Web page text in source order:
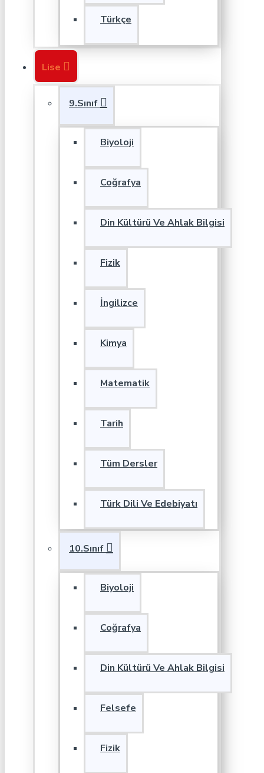
Türkçe
Lise
9.Sınıf
Biyoloji
Coğrafya
Din Kültürü Ve Ahlak Bilgisi
Fizik
İngilizce
Kimya
Matematik
Tarih
Tüm Dersler
Türk Dili Ve Edebiyatı
10.Sınıf
Biyoloji
Coğrafya
Din Kültürü Ve Ahlak Bilgisi
Felsefe
Fizik